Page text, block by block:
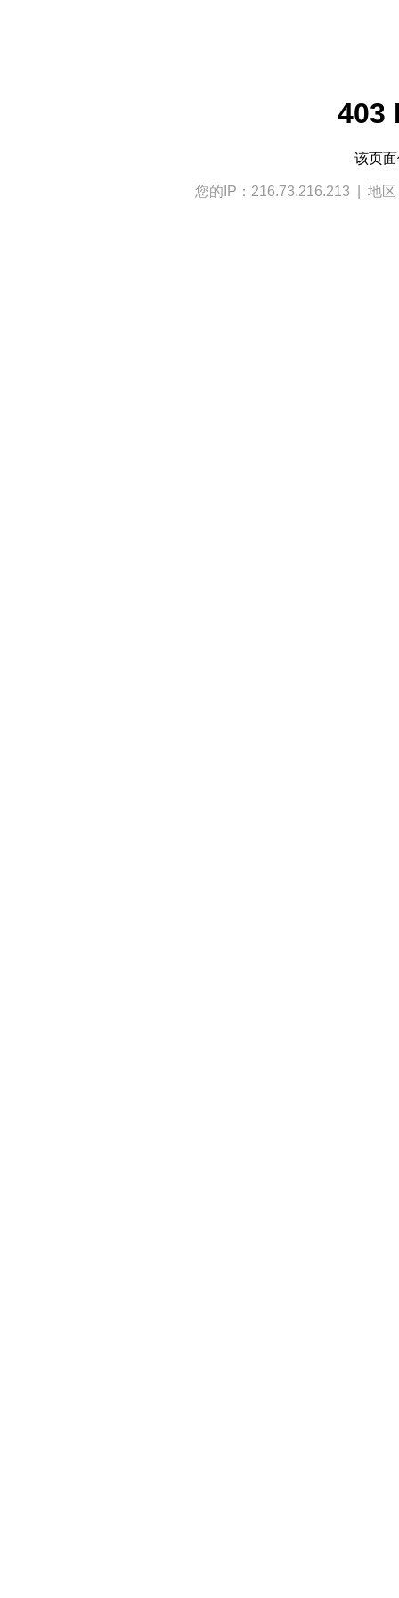
403
该页
您的IP：216.73.216.213 | 地